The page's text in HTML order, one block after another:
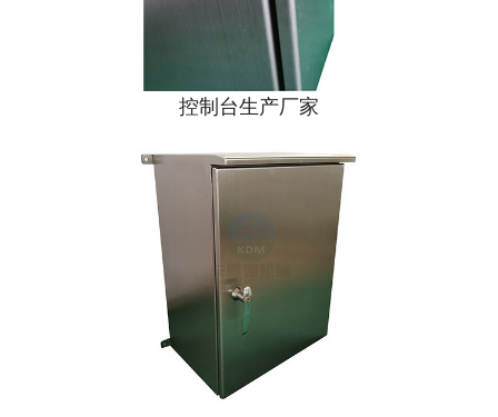
控制台生产厂家